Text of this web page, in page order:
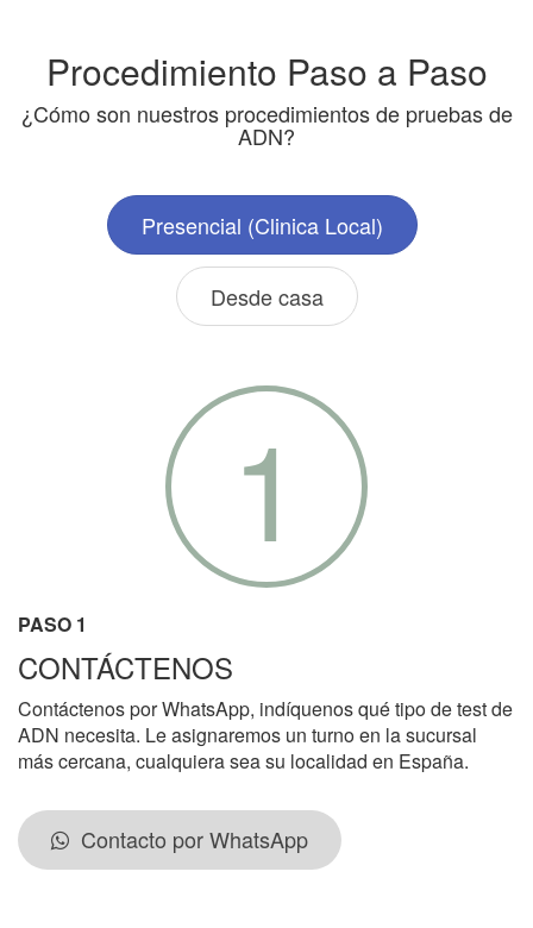
Procedimiento Paso a Paso
¿Cómo son nuestros procedimientos de pruebas de
ADN?
Presencial (Clinica Local)
Desde casa
1
PASO 1
CONTÁCTENOS
Contáctenos por WhatsApp, indíquenos qué tipo de test de
ADN necesita. Le asignaremos un turno en la sucursal
más cercana, cualquiera sea su localidad en España.
Contacto por WhatsApp